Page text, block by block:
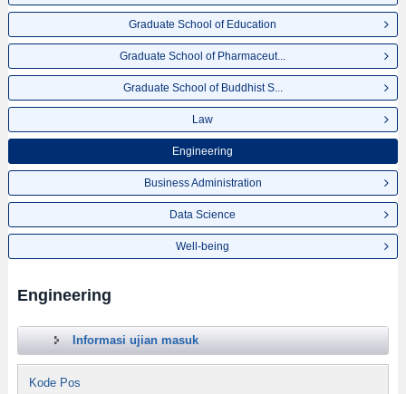
Graduate School of Education
Graduate School of Pharmaceut...
Graduate School of Buddhist S...
Law
Engineering
Business Administration
Data Science
Well-being
Engineering
Informasi ujian masuk
Kode Pos